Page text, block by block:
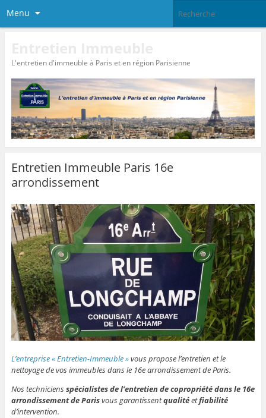
Menu
L'entretien d'immeuble à Paris et en région Parisienne
Entretien Immeuble Paris 16e
arrondissement
L’entreprise « Entretien-Immeuble »vous propose l’entretien et le
nettoyage de vos immeubles dans le 16e arrondissement de Paris.
Nos techniciensspécialistes de l’entretien de copropriété dans le 16e
arrondissement de Parisvous garantissentqualitéetfiabilité
d’intervention.